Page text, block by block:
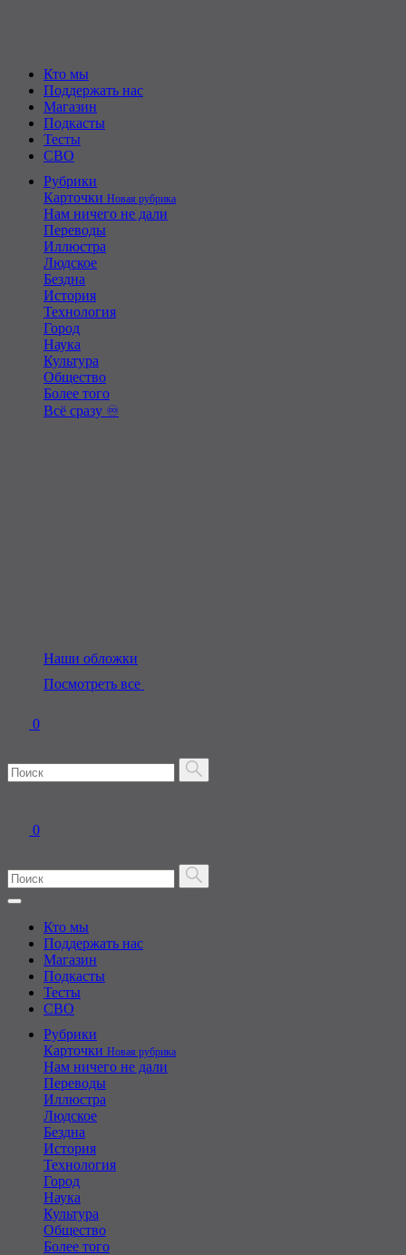
Кто мы
Поддержать нас
Магазин
Подкасты
Тесты
СВО
Рубрики
Карточки Новая рубрика
Нам ничего не дали
Переводы
Иллюстра
Людское
Бездна
История
Технология
Город
Наука
Культура
Общество
Более того
Всё сразу ♾️
Наши обложки
Посмотреть все
0
0
Кто мы
Поддержать нас
Магазин
Подкасты
Тесты
СВО
Рубрики
Карточки Новая рубрика
Нам ничего не дали
Переводы
Иллюстра
Людское
Бездна
История
Технология
Город
Наука
Культура
Общество
Более того